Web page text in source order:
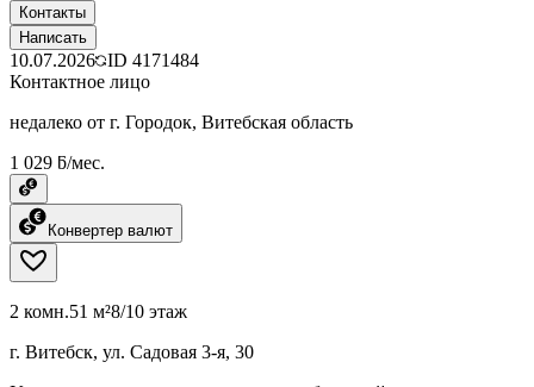
Контакты
Написать
10.07.2026 ID 4171484
Контактное лицо
недалеко от г. Городок, Витебская область
1 029 ƃ/мес.
Конвертер валют
2 комн.51 м²8/10 этаж
г. Витебск, ул. Садовая 3-я, 30